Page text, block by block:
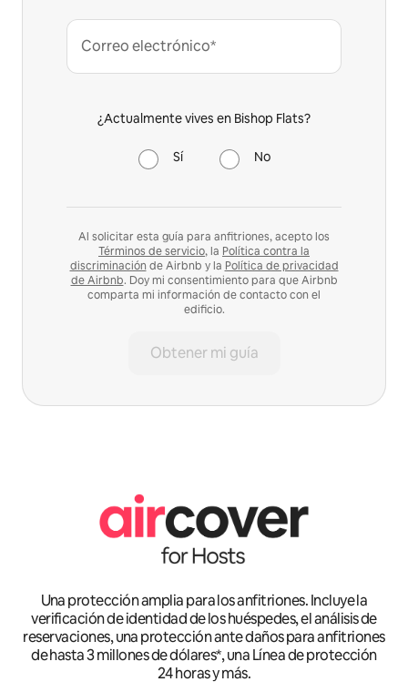
Correo electrónico*
¿Actualmente vives en Bishop Flats?
Sí No
Al solicitar esta guía para anfitriones, acepto los
Términos de servicio, la Política contra la
discriminación de Airbnb y la Política de privacidad
de Airbnb. Doy mi consentimiento para que Airbnb
comparta mi información de contacto con el
edificio.
Obtener mi guía
Una protección amplia para los anfitriones. Incluye la
verificación de identidad de los huéspedes, el análisis de
reservaciones, una protección ante daños para anfitriones
de hasta 3 millones de dólares*, una Línea de protección
24 horas y más.